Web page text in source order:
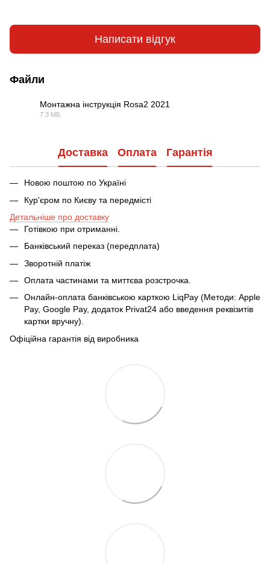
Написати відгук
Файли
Монтажна інструкція Rosa2 2021
7.3 МБ
Доставка Оплата Гарантія
Новою поштою по Україні
Кур'єром по Києву та передмісті
Детальніше про доставку
Готівкою при отриманні.
Банківський переказ (передплата)
Зворотній платіж
Оплата частинами та миттєва розстрочка.
Онлайн-оплата банківською карткою LiqPay (Методи: Apple
Pay, Google Pay, додаток Privat24 або введення реквізитів
картки вручну).
Офіційна гарантія від виробника